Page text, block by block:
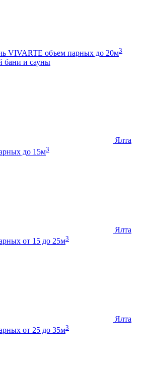
VIVARTE объем парных до 20м3
бани и сауны
Ялта
до 15м3
Ялта
от 15 до 25м3
Ялта
от 25 до 35м3